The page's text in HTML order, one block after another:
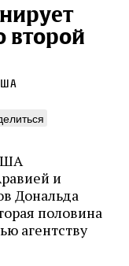
второй
и
Дональда
половина
агентству